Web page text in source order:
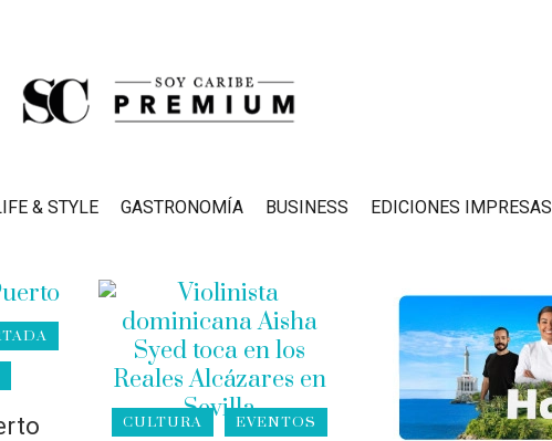
& STYLE GASTRONOMÍA BUSINESS EDICIONES IMPRESAS
CULTURA EVENTOS